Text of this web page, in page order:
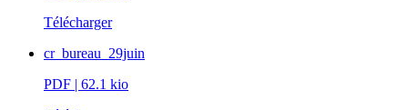
Télécharger
cr_bureau_29juin
PDF | 62.1 kio